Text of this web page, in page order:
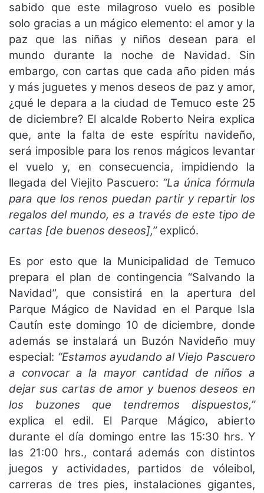
sabido que este milagroso vuelo es posible
solo gracias a un mágico elemento: el amor y la
paz que las niñas y niños desean para el
mundo durante la noche de Navidad. Sin
embargo, con cartas que cada año piden más
y más juguetes y menos deseos de paz y amor,
¿qué le depara a la ciudad de Temuco este 25
de diciembre? El alcalde Roberto Neira explica
que, ante la falta de este espíritu navideño,
será imposible para los renos mágicos levantar
el vuelo y, en consecuencia, impidiendo la
llegada del Viejito Pascuero: “La única fórmula
para que los renos puedan partir y repartir los
regalos del mundo, es a través de este tipo de
cartas [de buenos deseos],”explicó.
Es por esto que la Municipalidad de Temuco
prepara el plan de contingencia “Salvando la
Navidad”, que consistirá en la apertura del
Parque Mágico de Navidad en el Parque Isla
Cautín este domingo 10 de diciembre, donde
además se instalará un Buzón Navideño muy
especial: “Estamos ayudando al Viejo Pascuero
a convocar a la mayor cantidad de niños a
dejar sus cartas de amor y buenos deseos en
los buzones que tendremos dispuestos,”
explica el edil. El Parque Mágico, abierto
durante el día domingo entre las 15:30 hrs. Y
las 21:00 hrs., contará además con distintos
juegos y actividades, partidos de vóleibol,
carreras de tres pies, instalaciones gigantes,